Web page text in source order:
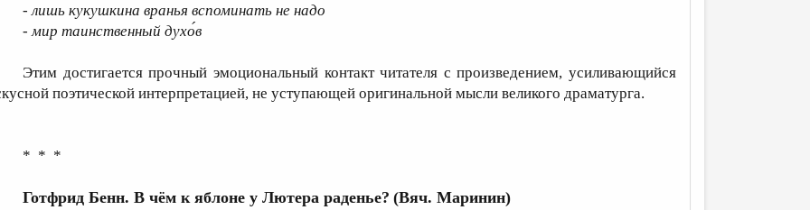
- лишь кукушкина вранья вспоминать не надо
-мир таинственный духо́в
Этим достигается прочный эмоциональный контакт читателя с произведением, усиливающийся
поэтической интерпретацией, не уступающей оригинальной мысли великого драматурга.
* * *
Готфрид Бенн. В чём к яблоне у Лютера раденье? (Вяч. Маринин)